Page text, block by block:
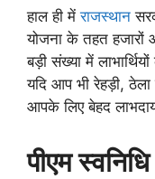
हाल ही मेंराजस्थान
योजना के तहत हजारों
बड़ी संख्या में
यदि आप भी रेहड़ी, ठेला
आपके लिए बेहद
पीएम